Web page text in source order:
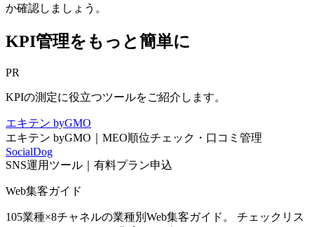
か確認しましょう。
KPI管理をもっと簡単に
PR
KPIの測定に役立つツールをご紹介します。
エキテン byGMO
エキテン byGMO｜MEO順位チェック・口コミ管理
SocialDog
SNS運用ツール｜有料プラン申込
Web集客ガイド
105業種×8チャネルの業種別Web集客ガイド。 チェックリス